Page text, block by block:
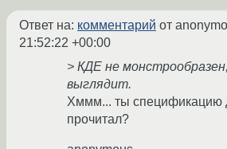
Ответ на: комментарий от
21:52:22 +00:00
> КДЕ не
выглядит.
Хммм... ты спецификацию
прочитал?